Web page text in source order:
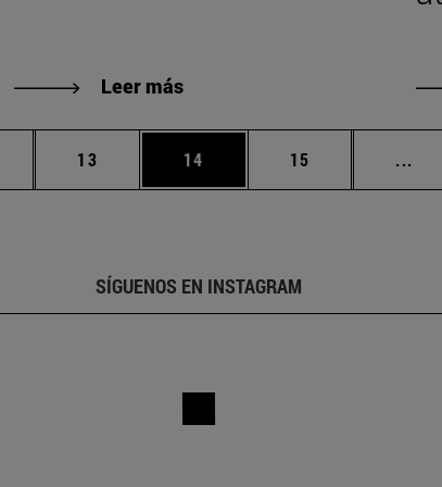
Leer más
Páginas intermedias Use TAB para desplazarse.
Página
13 Página
14 Página
15 ...
SÍGUENOS EN INSTAGRAM